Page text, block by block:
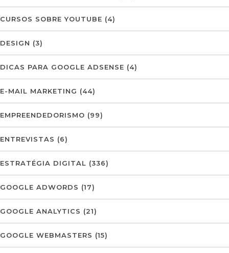
CURSOS SOBRE YOUTUBE (4)
DESIGN (3)
DICAS PARA GOOGLE ADSENSE (4)
E-MAIL MARKETING (44)
EMPREENDEDORISMO (99)
ENTREVISTAS (6)
ESTRATÉGIA DIGITAL (336)
GOOGLE ADWORDS (17)
GOOGLE ANALYTICS (21)
GOOGLE WEBMASTERS (15)